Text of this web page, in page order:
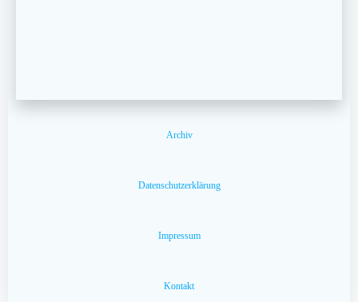
Archiv
Datenschutzerklärung
Impressum
Kontakt